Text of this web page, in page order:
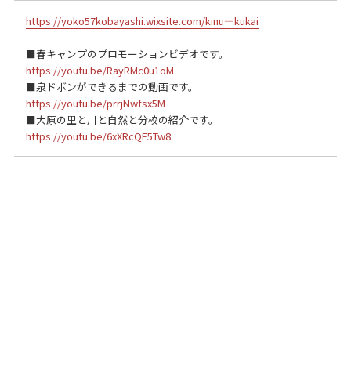
https://yoko57kobayashi.wixsite.com/kinu—kukai
■春キャンプのプロモーションビデオです。
https://youtu.be/RayRMc0u1oM
■泉ドボンができるまでの動画です。
https://youtu.be/prrjNwfsx5M
■大原の里と川と自然と分校の紹介です。
https://youtu.be/6xXRcQF5Tw8